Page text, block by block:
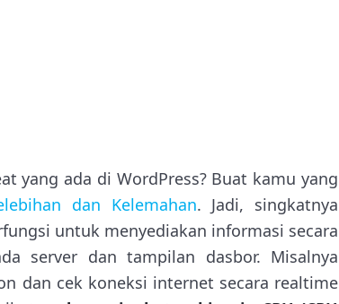
yang ada di WordPress? Buat kamu yang
dan Kelemahan. Jadi, singkatnya
untuk menyediakan informasi secara
server dan tampilan dasbor. Misalnya
dan cek koneksi internet secara realtime